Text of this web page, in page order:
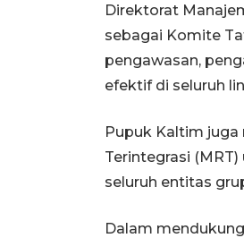
Direktorat
sebagai Komite
pengawasan,
efektif di seluruh
Pupuk Kaltim juga
Terintegrasi
seluruh entitas
Dalam